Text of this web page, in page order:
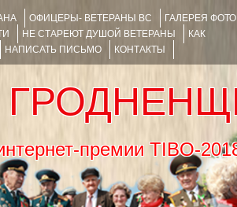
ОФИЦЕРЫ- ВЕТЕРАНЫ ВС
ГАЛЕРЕЯ ФОТО
НЕ СТАРЕЮТ ДУШОЙ ВЕТЕРАНЫ
КАК
НАПИСАТЬ ПИСЬМО КОНТАКТЫ
интернет-премии